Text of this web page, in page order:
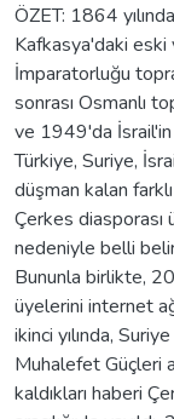
ÖZET: 1864
Kafkasya'daki eski
İmparatorluğu
sonrası Osmanlı
ve 1949'da İsrail'in
Türkiye, Suriye,
düşman kalan
Çerkes diasporası
nedeniyle belli
Bununla birlikte,
üyelerini internet
ikinci yılında,
Muhalefet Güçleri
kaldıkları haberi